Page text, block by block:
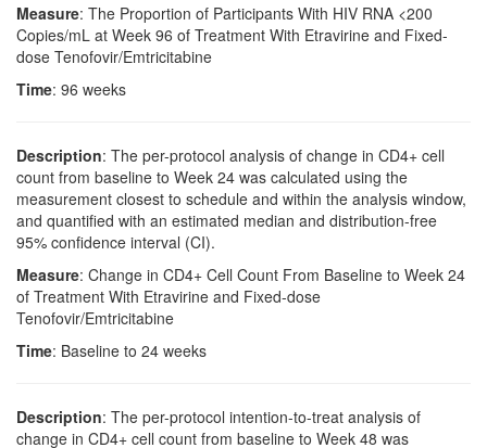
Measure: The Proportion of Participants With HIV RNA <200
Copies/mL at Week 96 of Treatment With Etravirine and Fixed-
dose Tenofovir/Emtricitabine
Time: 96 weeks
Description: The per-protocol analysis of change in CD4+ cell
count from baseline to Week 24 was calculated using the
measurement closest to schedule and within the analysis window,
and quantified with an estimated median and distribution-free
95% confidence interval (CI).
Measure: Change in CD4+ Cell Count From Baseline to Week 24
of Treatment With Etravirine and Fixed-dose
Tenofovir/Emtricitabine
Time: Baseline to 24 weeks
Description: The per-protocol intention-to-treat analysis of
change in CD4+ cell count from baseline to Week 48 was